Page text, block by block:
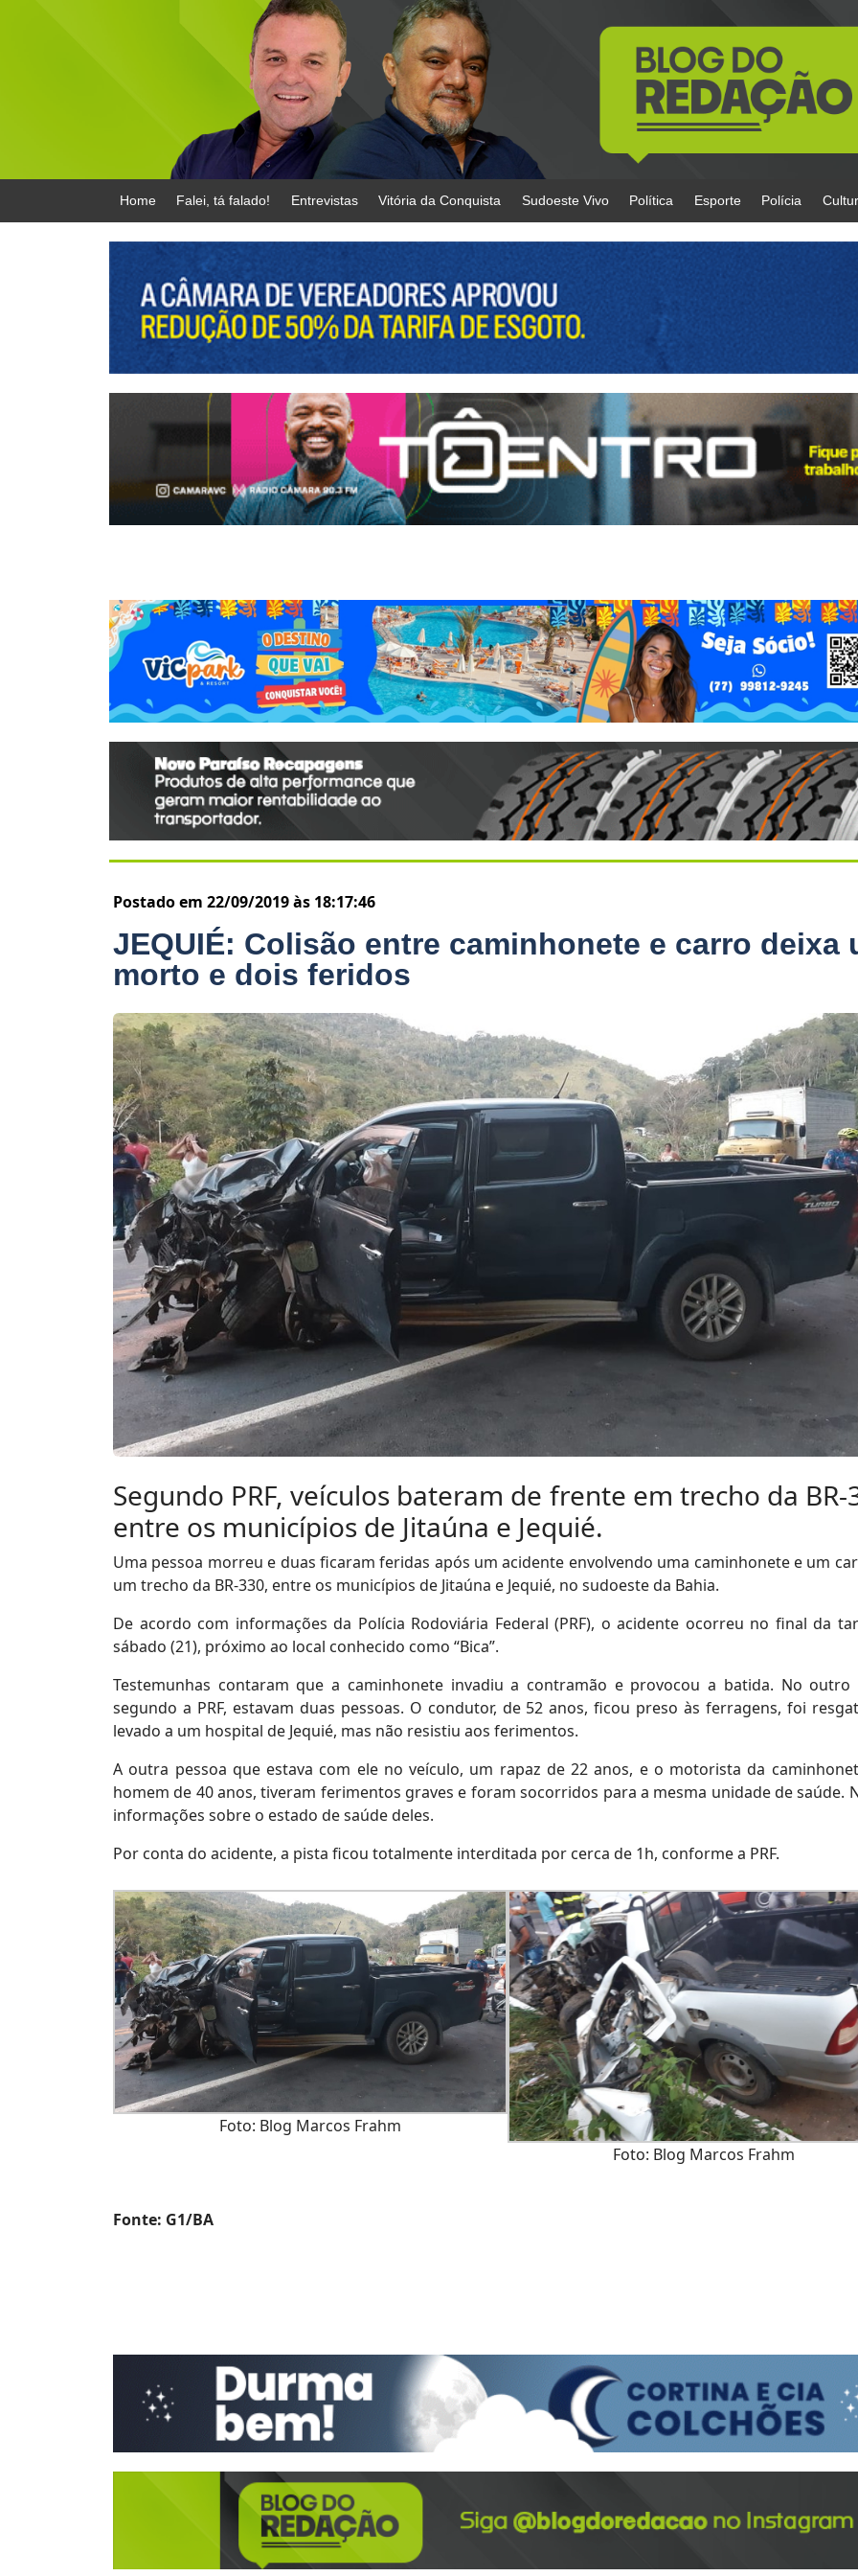
Home Falei, tá falado! Entrevistas Vitória da Conquista Sudoeste Vivo Política Esporte Polícia
Postado em 22/09/2019 às 18:17:46
JEQUIÉ: Colisão entre caminhonete e carro deixa
morto e dois feridos
Segundo PRF, veículos bateram de frente em trecho da BR-
entre os municípios de Jitaúna e Jequié.
Uma pessoa morreu e duas ficaram feridas após um acidente envolvendo uma caminhonete e um
um trecho da BR-330, entre os municípios de Jitaúna e Jequié, no sudoeste da Bahia.
De acordo com informações da Polícia Rodoviária Federal (PRF), o acidente ocorreu no final da
sábado (21), próximo ao local conhecido como “Bica”.
Testemunhas contaram que a caminhonete invadiu a contramão e provocou a batida. No outro
segundo a PRF, estavam duas pessoas. O condutor, de 52 anos, ficou preso às ferragens, foi
levado a um hospital de Jequié, mas não resistiu aos ferimentos.
A outra pessoa que estava com ele no veículo, um rapaz de 22 anos, e o motorista da
homem de 40 anos, tiveram ferimentos graves e foram socorridos para a mesma unidade de saúde.
informações sobre o estado de saúde deles.
Por conta do acidente, a pista ficou totalmente interditada por cerca de 1h, conforme a PRF.
Foto: Blog Marcos Frahm
Foto: Blog Marcos Frahm
Fonte: G1/BA